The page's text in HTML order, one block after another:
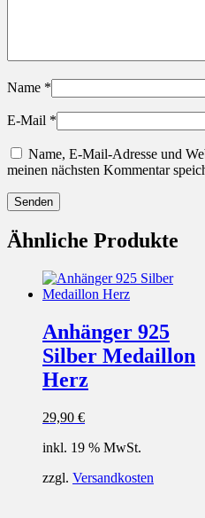
Name *
E-Mail *
Name, E-Mail-Adresse und
meinen nächsten Kommentar
Ähnliche Produkte
Anhänger 925
Silber Medaillon
Herz
29,90 €
inkl. 19 % MwSt.
zzgl. Versandkosten